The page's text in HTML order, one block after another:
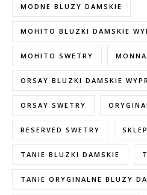
MODNE BLUZY DAMSKIE
MOHITO BLUZKI DAMSKIE
MOHITO SWETRY
ORSAY BLUZKI DAMSKIE
ORSAY SWETRY
RESERVED SWETRY
TANIE BLUZKI DAMSKIE
TANIE ORYGINALNE BLUZY